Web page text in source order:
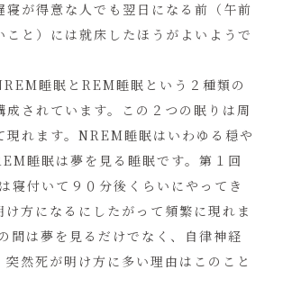
寝が得意な人でも翌日になる前（午前
こと）には就床したほうがよいようで
睡眠とREM睡眠という２種類の
成されています。この２つの眠りは周
現れます。NREM睡眠はいわゆる穏や
睡眠は夢を見る睡眠です。第１回
寝付いて９０分後くらいにやってき
け方になるにしたがって頻繁に現れま
間は夢を見るだけでなく、自律神経
突然死が明け方に多い理由はこのこと